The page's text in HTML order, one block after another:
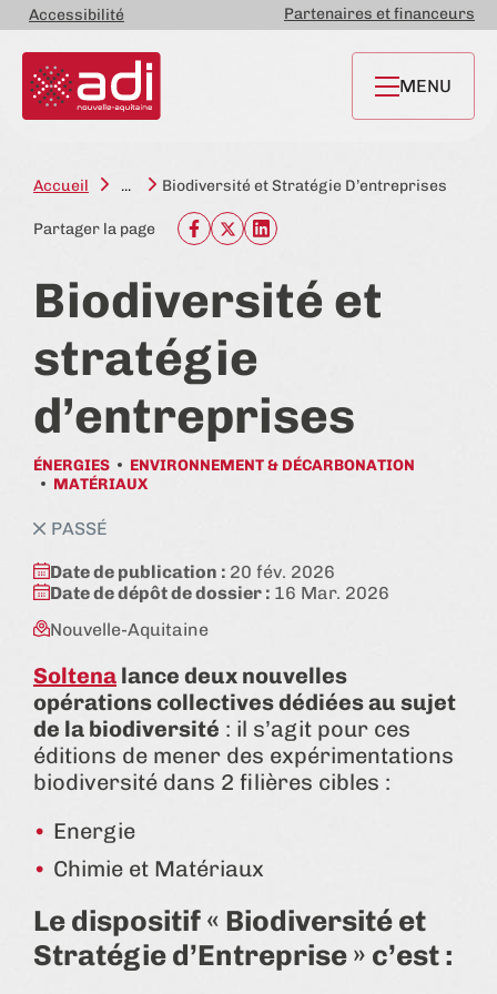
Accessibilité Partenaires et financeurs
MENU
Accueil ... Biodiversité et Stratégie D’entreprises
Partager la page
Biodiversité et
stratégie
d’entreprises
ÉNERGIES
ENVIRONNEMENT & DÉCARBONATION
MATÉRIAUX
état:PASSÉ
Date de publication : 20 fév. 2026
Date de dépôt de dossier : 16 Mar. 2026
Nouvelle-Aquitaine
Soltena lance deux nouvelles
opérations collectives dédiées au sujet
de la biodiversité : il s’agit pour ces
éditions de mener des expérimentations
biodiversité dans 2 filières cibles :
Energie
Chimie et Matériaux
Le dispositif « Biodiversité et
Stratégie d’Entreprise » c’est :